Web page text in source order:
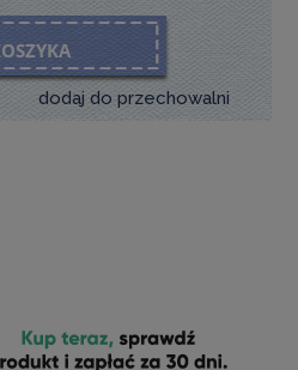
dodaj do przechowalni